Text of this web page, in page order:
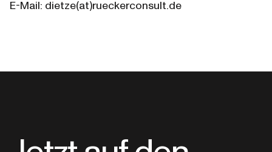
E-Mail: dietze(at)rueckerconsult.de